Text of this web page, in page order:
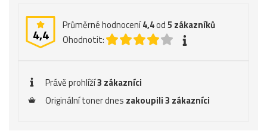
4,4
Průměrné hodnocení4,4od5 zákazníků
Ohodnotit:
Právě prohlíží3 zákazníci
Originální toner dnes zakoupili 3 zákazníci